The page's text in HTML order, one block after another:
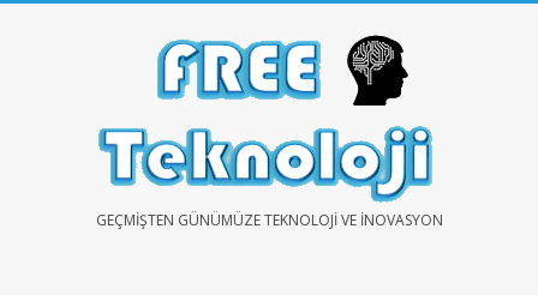
FREEGEÇMIŞTEN GÜNÜMÜZE TEKNOLOJI VE İNOVASYON